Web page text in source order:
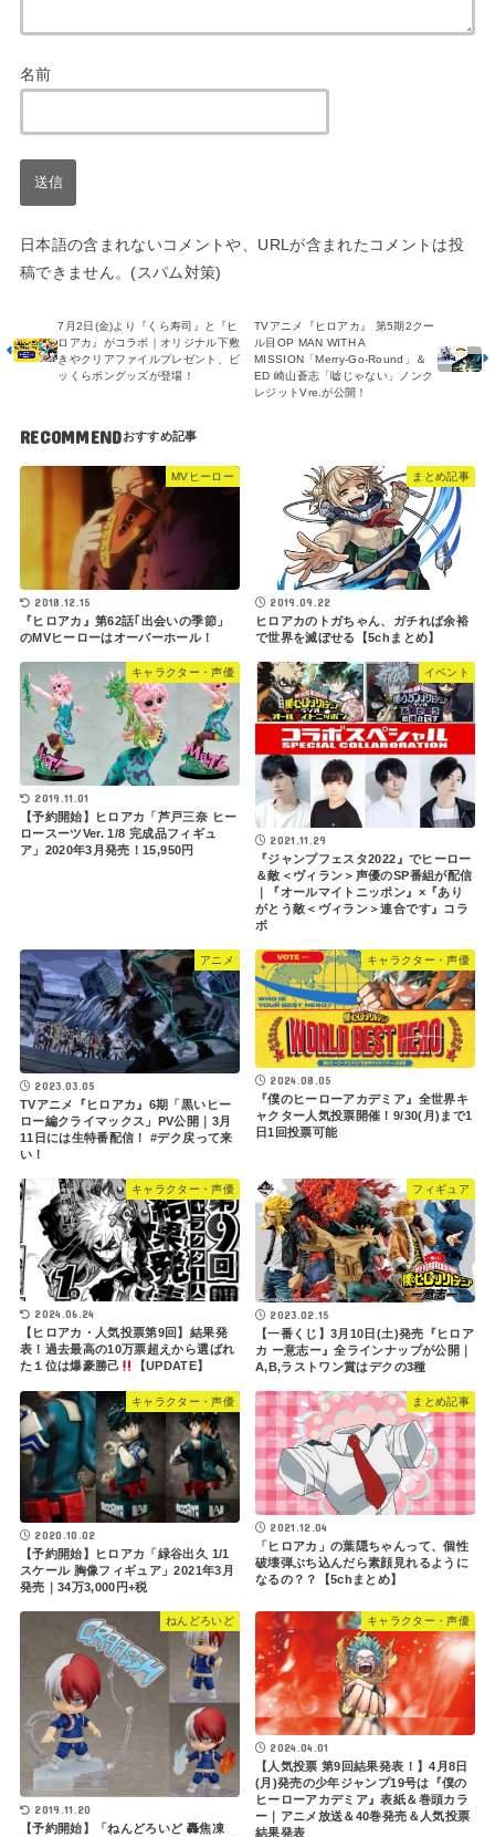
名前
日本語の含まれないコメントや、URLが含まれたコメントは投
稿できません。(スパム対策)
TVアニメ『ヒロアカ』 第5期2クー
ル目OP MAN WITH A
MISSION「Merry-Go-Round」＆
ED 崎山蒼志「嘘じゃない」ノンク
レジットVre.が公開！
7月2日(金)より『くら寿司』と『ヒ
ロアカ』がコラボ｜オリジナル下敷
きやクリアファイルプレゼント、ビ
ッくらポングッズが登場！
RECOMMEND
MVヒーロー
2018.12.15
『ヒロアカ』第62話｢出会いの季節」
のMVヒーローはオーバーホール！
まとめ記事
2019.09.22
ヒロアカのトガちゃん、ガチれば余裕
で世界を滅ぼせる【5chまとめ】
キャラクター・声優
2019.11.01
【予約開始】ヒロアカ「芦戸三奈 ヒー
ロースーツVer. 1/8 完成品フィギュ
ア」2020年3月発売！15,950円
イベント
2021.11.29
『ジャンプフェスタ2022』でヒーロー
＆敵＜ヴィラン＞声優のSP番組が配信
｜『オールマイトニッポン』×『あり
がとう敵＜ヴィラン＞連合です』コラ
ボ
アニメ
2023.03.05
TVアニメ『ヒロアカ』6期「黒いヒー
ロー編クライマックス」PV公開｜3月
11日には生特番配信！ #デク戻って来
い！
キャラクター・声優
2024.08.05
『僕のヒーローアカデミア』全世界キ
ャクター人気投票開催！9/30(月)まで1
日1回投票可能
キャラクター・声優
2024.06.24
【ヒロアカ・人気投票第9回】結果発
表！過去最高の10万票超えから選ばれ
た１位は爆豪勝己
【UPDATE】
フィギュア
2023.02.15
【一番くじ】3月10日(土)発売『ヒロア
カ ー意志ー』全ラインナップが公開｜
A,B,ラストワン賞はデクの3種
キャラクター・声優
2020.10.02
【予約開始】ヒロアカ「緑谷出久 1/1
スケール 胸像フィギュア」2021年3月
発売｜34万3,000円+税
まとめ記事
2021.12.04
「ヒロアカ」の葉隠ちゃんって、個性
破壊弾ぶち込んだら素顔見れるように
なるの？？【5chまとめ】
ねんどろいど
2019.11.20
【予約開始】「ねんどろいど 轟焦凍
キャラクター・声優
2024.04.01
【人気投票 第9回結果発表！】4月8日
(月)発売の少年ジャンプ19号は『僕の
ヒーローアカデミア』表紙＆巻頭カラ
ー｜アニメ放送＆40巻発売＆人気投票
結果発表